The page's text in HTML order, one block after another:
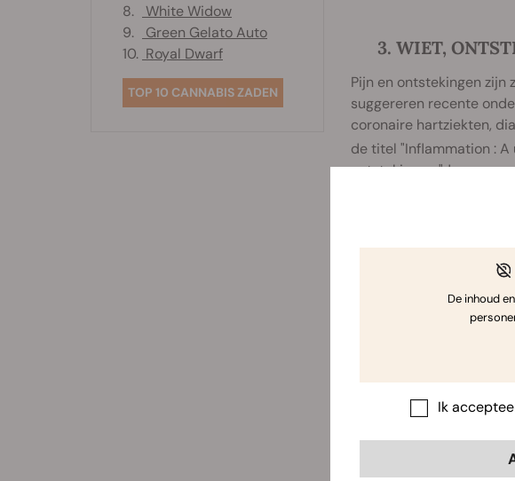
3. WIET,
Pijn en ontstekingen zijn
suggereren recente
coronaire hartziekten,
de titel "Inflammation :
ontstekingen "de
In wiet zitten veel
linalool, die
gericht. En dan vooral
maar ook op het effect
8.
White Widow
9.
Green Gelato Auto
10. Royal Dwarf
TOP 10 CANNABIS ZADEN
De inhoud
Ik